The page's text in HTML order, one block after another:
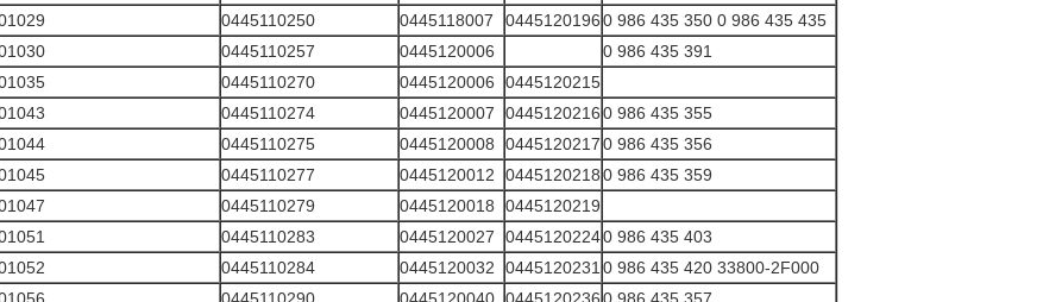
0445110250 0445118007 04451201960 986 435 350 0 986 435 435
0445110257 0445120006
0 986 435 391
0445110270 0445120006
0445120215
0445110274 0445120007 04451202160 986 435 355
0445110275 0445120008 04451202170 986 435 356
0445110277 0445120012 04451202180 986 435 359
0445110279 0445120018
0445120219
0445110283 0445120027 04451202240 986 435 403
0445110284 0445120032 0445120231 0 986 435 420 33800-2F000